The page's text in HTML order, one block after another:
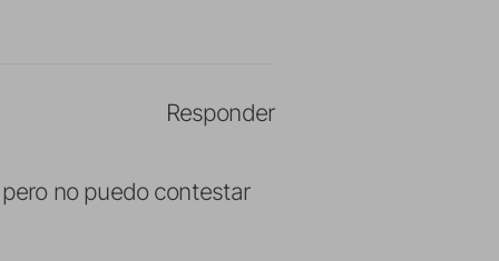
no puedo contestar
Responder